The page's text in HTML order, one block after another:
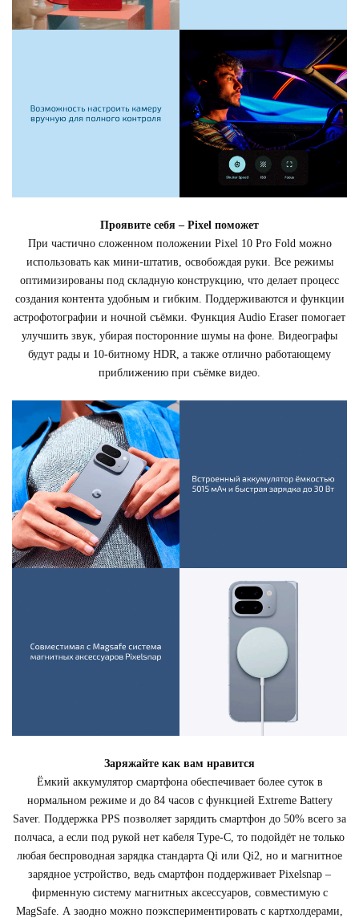
Проявите себя – Pixel поможет
При частично сложенном положении Pixel 10 Pro Fold можно
использовать как мини-штатив, освобождая руки. Все режимы
оптимизированы под складную конструкцию, что делает процесс
создания контента удобным и гибким. Поддерживаются и функции
астрофотографии и ночной съёмки. Функция Audio Eraser помогает
улучшить звук, убирая посторонние шумы на фоне. Видеографы
будут рады и 10-битному HDR, а также отлично работающему
приближению при съёмке видео.
Заряжайте как вам нравится
Ёмкий аккумулятор смартфона обеспечивает более суток в
нормальном режиме и до 84 часов с функцией Extreme Battery
Saver. Поддержка PPS позволяет зарядить смартфон до 50% всего за
полчаса, а если под рукой нет кабеля Type-C, то подойдёт не только
любая беспроводная зарядка стандарта Qi или Qi2, но и магнитное
зарядное устройство, ведь смартфон поддерживает Pixelsnap –
фирменную систему магнитных аксессуаров, совместимую с
MagSafe. А заодно можно поэкспериментировать с картхолдерами,